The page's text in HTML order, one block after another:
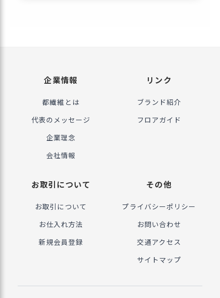
企業情報
都繊維とは
代表のメッセージ
企業理念
会社情報
リンク
ブランド紹介
フロアガイド
お取引について
お取引について
お仕入れ方法
新規会員登録
その他
プライバシーポリシー
お問い合わせ
交通アクセス
サイトマップ